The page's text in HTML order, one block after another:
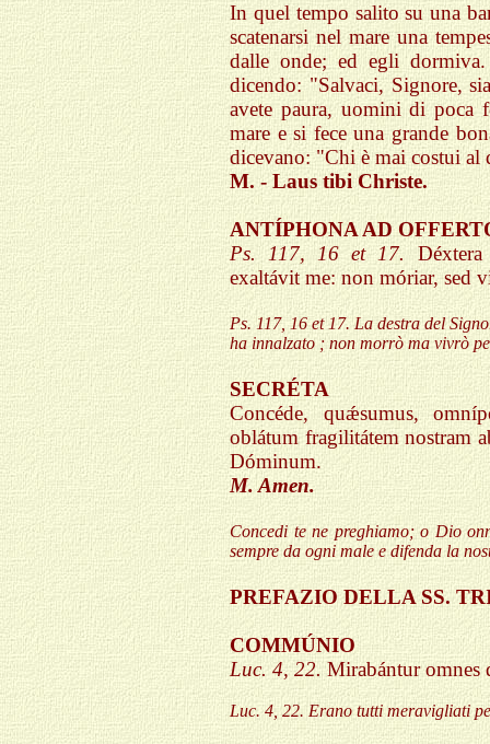
In quel tempo salito su una
scatenarsi nel mare una
dalle onde; ed egli
dicendo: "Salvaci, Signore,
avete paura, uomini di
mare e si fece una grande
dicevano: "Chi è mai costui al
M. - Laus tibi Christe.
ANTÍPHONA AD
Ps. 117, 16 et 17.
exaltávit me: non móriar, sed
Ps. 117, 16 et 17. La destra del
ha innalzato ; non morrò ma vivrò
SECRÉTA
Concéde, quǽsumus,
oblátum fragilitátem nostram
Dóminum.
M. Amen.
Concedi te ne preghiamo; o Dio
sempre da ogni male e difenda la
PREFAZIO DELLA SS.
COMMÚNIO
Luc. 4, 22.Mirabántur omnes
Luc. 4, 22. Erano tutti meravigliati